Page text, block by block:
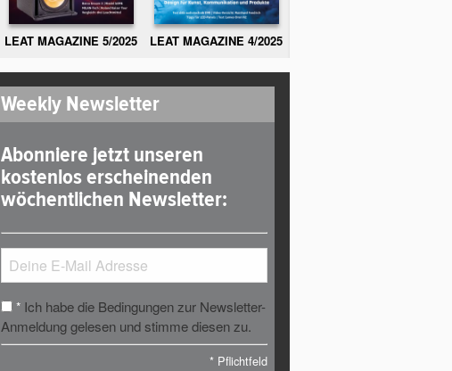
LEAT MAGAZINE 5/2025 LEAT MAGAZINE 4/2025
Weekly Newsletter
Abonniere jetzt unseren
kostenlos erscheinenden
wöchentlichen Newsletter:
* Ich habe die Bedingungen zur Newsletter-
Anmeldung gelesen und stimme diesen zu.
* Pflichtfeld